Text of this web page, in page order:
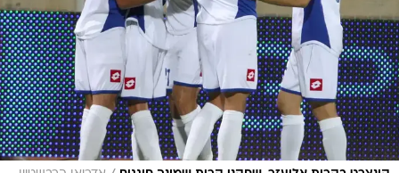
קונצרט בקרית אליעזר. שחקני קרית שמונה חוגגים / אדריאן הרבשטיין
כבר בפתיחה התברר איזה שירות נהדר עשתה